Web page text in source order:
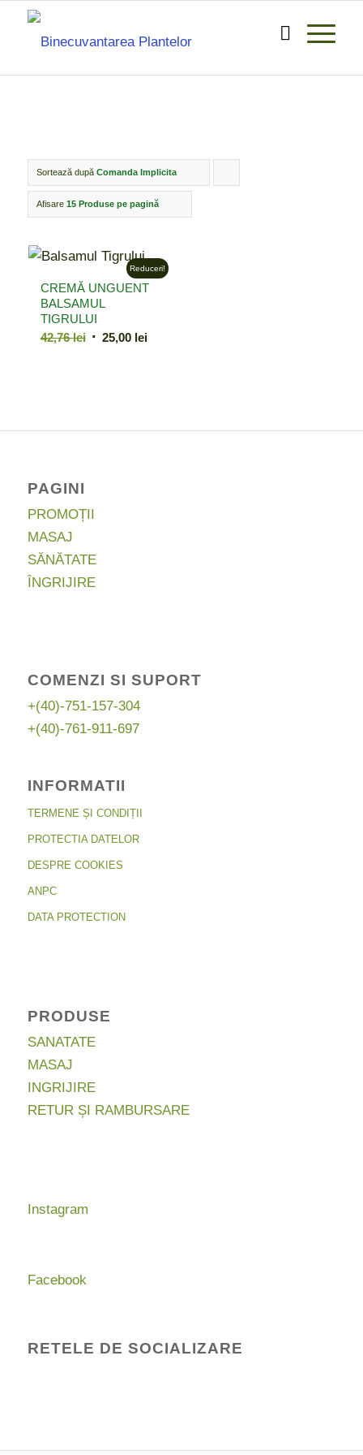
Sortează după Comanda Implicita
Afisare 15 Produse pe pagină
CREMĂ UNGUENT
BALSAMUL
TIGRULUI
42,76lei Prețul
25,00 leiPrețul
Reduceri!
PAGINI
PROMOȚII
MASAJ
SĂNĂTATE
ÎNGRIJIRE
COMENZI SI SUPORT
+(40)-751-157-304
+(40)-761-911-697
INFORMATII
TERMENE ȘI CONDIȚII
PROTECTIA DATELOR
DESPRE COOKIES
ANPC
DATA PROTECTION
PRODUSE
SANATATE
MASAJ
INGRIJIRE
RETUR ȘI RAMBURSARE
Instagram
Facebook
RETELE DE SOCIALIZARE